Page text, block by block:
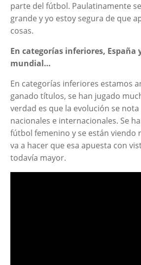
parte del fútbol. Paulatinamente
grande y yo estoy segura de que
cosas.
En categorías inferiores, España
mundial…
En categorías inferiores estamos
ganado títulos, se han jugado
verdad es que la evolución se
nacionales e internacionales. Se
fútbol femenino y se están viendo
va a hacer que esa apuesta con
todavía mayor.